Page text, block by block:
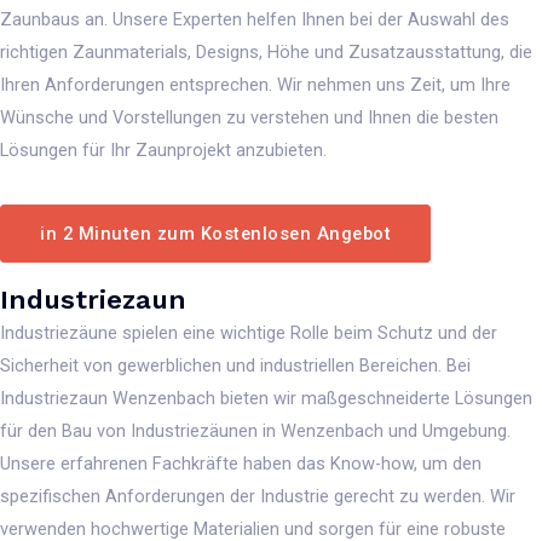
Zaunbaus an. Unsere Experten helfen Ihnen bei der Auswahl des
richtigen Zaunmaterials, Designs, Höhe und Zusatzausstattung, die
Ihren Anforderungen entsprechen. Wir nehmen uns Zeit, um Ihre
Wünsche und Vorstellungen zu verstehen und Ihnen die besten
Lösungen für Ihr Zaunprojekt anzubieten.
in 2 Minuten zum Kostenlosen Angebot
Industriezaun
Industriezäune spielen eine wichtige Rolle beim Schutz und der
Sicherheit von gewerblichen und industriellen Bereichen. Bei
Industriezaun Wenzenbach bieten wir maßgeschneiderte Lösungen
für den Bau von Industriezäunen in Wenzenbach und Umgebung.
Unsere erfahrenen Fachkräfte haben das Know-how, um den
spezifischen Anforderungen der Industrie gerecht zu werden. Wir
verwenden hochwertige Materialien und sorgen für eine robuste